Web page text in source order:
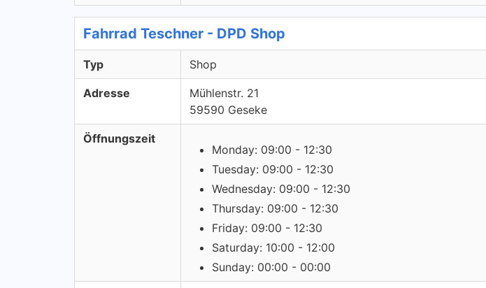
Fahrrad Teschner - DPD Shop
Typ Shop
Adresse
Mühlenstr. 21
59590 Geseke
Öffnungszeit
Monday: 09:00 - 12:30
Tuesday: 09:00 - 12:30
Wednesday: 09:00 - 12:30
Thursday: 09:00 - 12:30
Friday: 09:00 - 12:30
Saturday: 10:00 - 12:00
Sunday: 00:00 - 00:00